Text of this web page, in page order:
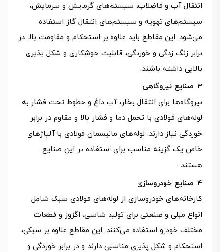
انتقال آب و فاضلاب، سیستم‌های گرمایش و سرمایش،
سیستم‌های تهویه و سیستم‌های انتقال گاز استفاده
می‌شود. این مقاطع باید علاوه بر استحکام و مقاومت بالا در
برابر زنگ زدگی و خوردگی، قابلیت جوشکاری و شکل پذیری
بالایی داشته باشند.
صنایع نیروگاهی
نیروگاه‌ها برای انتقال بخار، آب داغ و خطوط تحت فشار به
لوله‌های فولادی با تحمل دما و فشار بالا و مقاوم در برابر
خوردگی نیاز دارند. لوله‌های مانیسمان فولادی با آلیاژهای
خاص یک گزینه مناسب برای استفاده در این صنایع
هستند.
صنایع خودروسازی
کارخانه‌های خودروسازی از لوله‌های فولادی سبک شامل
انواع مبلی و صنعتی برای تولید شاسی، اگزوز و قطعات
مختلف خودرو استفاده می‌کنند. این مقاطع علاوه بر سبکی،
استحکام و شکل پذیری مناسبی دارند و در برابر خوردگی و